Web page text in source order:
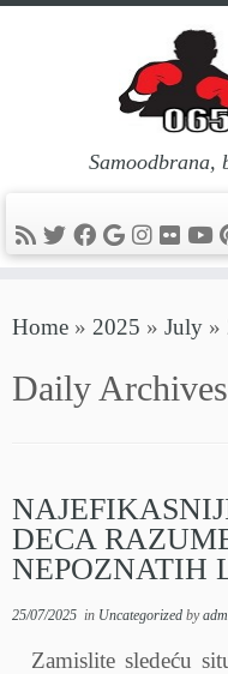
to
Samoodbrana,
Home » 2025 » July »
Daily
DECA
NEPOZNATIH
25/07/2025 in Uncategorized by
Zamislite sledeću